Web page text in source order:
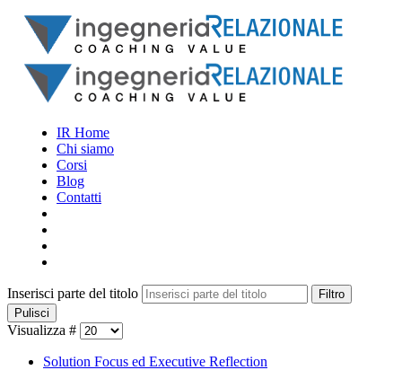
IR Home
Chi siamo
Corsi
Blog
Contatti
Inserisci parte del titolo
Filtro
Pulisci
Visualizza #
Solution Focus ed Executive Reflection